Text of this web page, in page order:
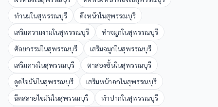
ทำนมในสุพรรณบุรี ดึงหน้าในสุพรรณบุรี
เสริมความงามในสุพรรณบุรี ทำจมูกในสุพรรณบุรี
ศัลยกรรมในสุพรรณบุรี เสริมจมูกในสุพรรณบุรี
เสริมคางในสุพรรณบุรี ตาสองชั้นในสุพรรณบุรี
ดูดไขมันในสุพรรณบุรี เสริมหน้าอกในสุพรรณบุรี
ฉีดสลายไขมันในสุพรรณบุรี ทำปากในสุพรรณบุรี